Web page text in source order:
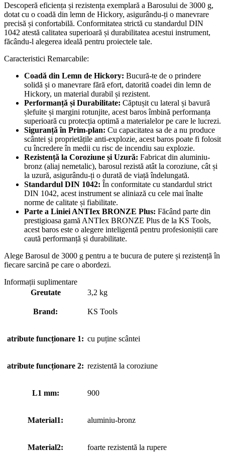
Descoperă eficiența și rezistența exemplară a Barosului de 3000 g,
dotat cu o coadă din lemn de Hickory, asigurându-ți o manevrare
precisă și confortabilă. Conformitatea strictă cu standardul DIN
1042 atestă calitatea superioară și durabilitatea acestui instrument,
făcându-l alegerea ideală pentru proiectele tale.
Caracteristici Remarcabile:
Coadă din Lemn de Hickory: Bucură-te de o prindere
solidă și o manevrare fără efort, datorită coadei din lemn de
Hickory, un material durabil și rezistent.
Performanță și Durabilitate: Căptușit cu lateral și bavură
șlefuite și margini rotunjite, acest baros îmbină performanța
superioară cu protecția optimă a materialelor pe care le lucrezi.
Siguranță în Prim-plan: Cu capacitatea sa de a nu produce
scântei și proprietățile anti-explozie, acest baros poate fi folosit
cu încredere în medii cu risc de incendiu sau explozie.
Rezistență la Coroziune și Uzură: Fabricat din aluminiu-
bronz (aliaj nemetalic), barosul rezistă atât la coroziune, cât și
la uzură, asigurându-ți o durată de viață îndelungată.
Standardul DIN 1042: În conformitate cu standardul strict
DIN 1042, acest instrument se aliniază cu cele mai înalte
norme de calitate și fiabilitate.
Parte a Liniei ANTIex BRONZE Plus: Făcând parte din
prestigioasa gamă ANTIex BRONZE Plus de la KS Tools,
acest baros este o alegere inteligentă pentru profesioniștii care
caută performanță și durabilitate.
Alege Barosul de 3000 g pentru a te bucura de putere și rezistență în
fiecare sarcină pe care o abordezi.
Informații suplimentare
Greutate
3,2 kg
Brand: KS Tools
atribute funcționare 1: cu puține scântei
atribute funcționare 2: rezistentă la coroziune
L1 mm: 900
Material1: aluminiu-bronz
Material2: foarte rezistentă la rupere